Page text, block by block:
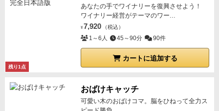
残り1点
あなたの手でワイナリーを復興させよう！
ワイナリー経営がテーマのワー...
¥ 7,920 （税込）
1～6人 45～90分 90件
カートに追加する
おばけキャッチ
可愛い木のおばけコマ。脳をひねって全力ス